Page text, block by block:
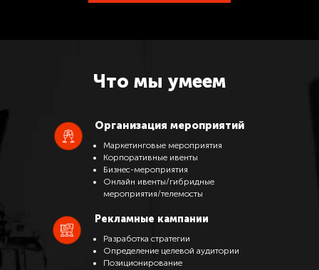
Маркетинговые мероприятия
Корпоративные ивенты
Бизнес-мероприятия
Онлайн ивенты/гибридные
мероприятия/телемосты
Организация мероприятий
Рекламные кампании
Разработка стратегии
Определение целевой аудитории
Позиционирование
Что мы умеем